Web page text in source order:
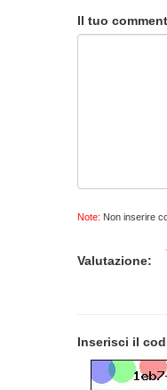
Il tuo
Note: Non inserire
Valutazione:
Inserisci il